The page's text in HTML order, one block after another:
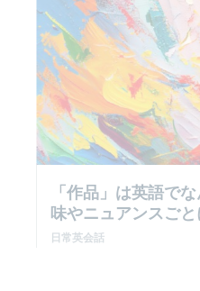
「作品」は英語で
味やニュアンスご
日常英会話